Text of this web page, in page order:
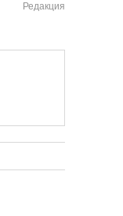
Редакция